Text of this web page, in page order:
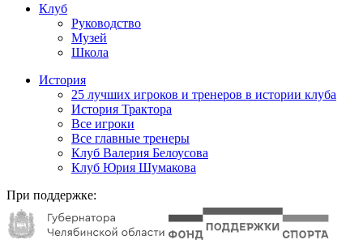
Клуб
Руководство
Музей
Школа
История
25 лучших игроков и тренеров в истории клуба
История Трактора
Все игроки
Все главные тренеры
Клуб Валерия Белоусова
Клуб Юрия Шумакова
При поддержке: